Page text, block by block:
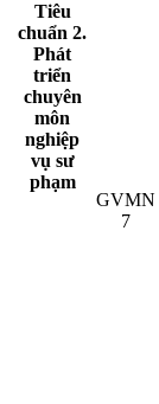
Tiêu
chuẩn 2.
Phát
triển
chuyên
môn
nghiệp
vụ sư
phạm
GVMN
7